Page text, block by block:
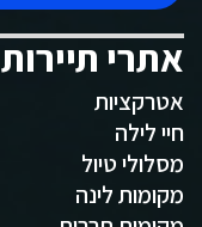
אתרי תיירות
אטרקציות
חיי לילה
מסלולי טיול
מקומות לינה